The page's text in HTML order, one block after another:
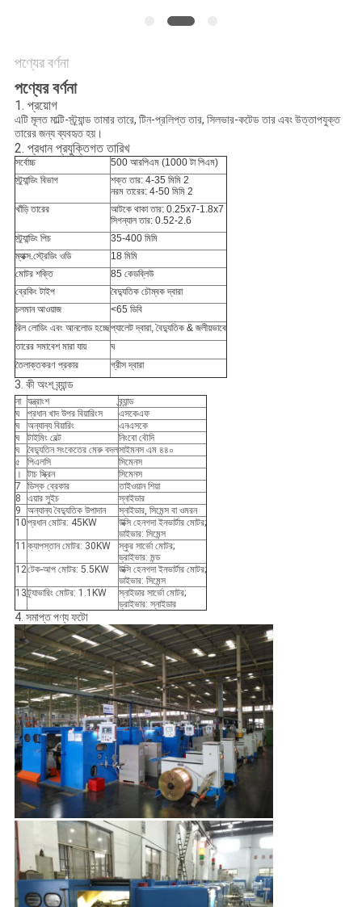
পণ্যের বর্ণনা
পণ্যের বর্ণনা
1. প্রয়োগ
এটি মূলত মাল্টি-স্ট্র্যান্ড তামার তারে, টিন-প্রলিপ্ত তার, সিলভার-কটেড তার এবং উত্তাপযুক্ত
তারের জন্য ব্যবহৃত হয়।
2. প্রধান প্রযুক্তিগত তারিখ
সর্বোচ্চ
500 আরপিএম (1000 টা পিএম)
স্ট্র্যান্ডিং বিভাগ
শক্ত তার: 4-35 মিমি 2
নরম তারের: 4-50 মিমি 2
খাঁড়ি তারের
আটকে থাকা তার: 0.25x7-1.8x7
সিগন্যাল তার: 0.52-2.6
স্ট্র্যান্ডিং পিচ
35-400 মিমি
ম্যাক্স.স্ট্রেডিং ওডি
18 মিমি
মোটর শক্তি
85 কেডব্লিউ
ব্রেকিং টাইপ
বৈদ্যুতিক চৌম্বক দ্বারা
চলমান আওয়াজ
<65 ডিবি
রিল লোডিং এবং আনলোড হচ্ছেপ্যালেট দ্বারা, বৈদ্যুতিক & জলীয়ভাবে
তারের সমাবেশ মারা যায়
ঘ
তৈলাক্তকরণ প্রকার
গ্রীস দ্বারা
3. কী অংশ ব্র্যান্ড
না যন্ত্রাংশ
ব্র্যান্ড
ঘ
প্রধান খাদ উপর বিয়ারিংস
এসকেএফ
ঘ
অন্যান্য বিয়ারিং
এনএসকে
ঘ
টাইমিং বেল্ট
নিংবো বৌদি
ঘ
বৈদ্যুতিন সংকেতের মেরু বদলসাইমনস এম ৪৪০
৫
পিএলসি
সিমেনস
।
টাচ স্ক্রিন
সিমেনস
7
ডিস্ক ব্রেকার
তাইওয়ান শিয়া
8
এয়ার সুইচ
স্নাইডার
9
অন্যান্য বৈদ্যুতিক উপাদান
স্নাইডার, সিমেন্স বা ওমরন
10প্রধান মোটর: 45KW
উক্সি হেনগদা ইনভার্টার মোটর;
ডাইভার: সিমেন্স
11 ক্যাপস্তান মোটর: 30KW
স্কুর সার্ভো মোটর;
ড্রাইভার: মন্ড
12টেক-আপ মোটর: 5.5KW
উক্সি হেনগদা ইনভার্টার মোটর;
ডাইভার: সিমেন্স
13ট্র্যাভারিং মোটর: 1.1KW
স্নাইডার সার্ভো মোটর;
ড্রাইভার: স্নাইডার
4. সমাপ্ত পণ্য ফটো